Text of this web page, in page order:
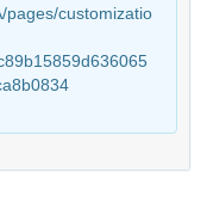
pages/customizatio